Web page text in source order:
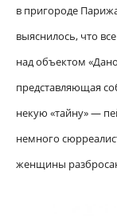
в пригороде
выяснилось, что
над объектом
представляющая
некую «тайну» —
немного
женщины